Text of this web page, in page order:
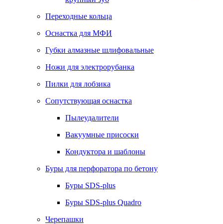
Переходные кольца
Оснастка для МФИ
Губки алмазные шлифовальные
Ножи для электрорубанка
Пилки для лобзика
Сопутствующая оснастка
Пылеудалители
Вакуумные присоски
Кондуктора и шаблоны
Буры для перфоратора по бетону
Буры SDS-plus
Буры SDS-plus Quadro
Черепашки